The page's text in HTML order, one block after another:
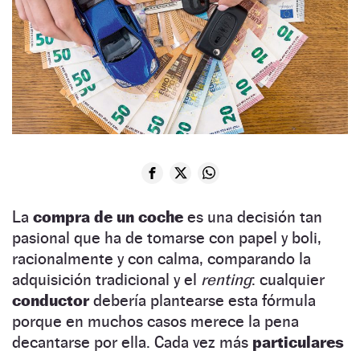
La compra de un coche es una decisión tan
pasional que ha de tomarse con papel y boli,
racionalmente y con calma, comparando la
adquisición tradicional y el renting: cualquier
conductordebería plantearse esta fórmula
porque en muchos casos merece la pena
decantarse por ella. Cada vez más particulares